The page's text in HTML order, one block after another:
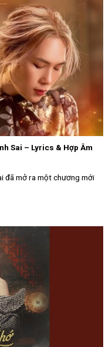
Sai – Lyrics & Hợp Âm
đã mở ra một chương mới